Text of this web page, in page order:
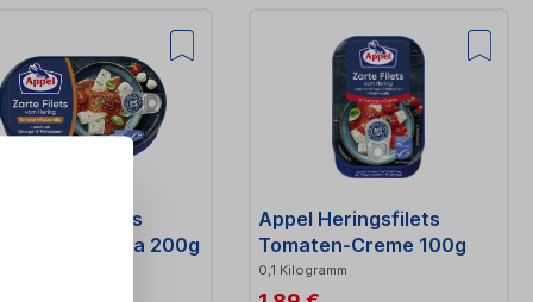
n
t
a
n
t
i
t
y
Heringsfilets
Mozzarella 200g
Appel Heringsfilets
Tomaten-Creme 100g
0,1 Kilogramm